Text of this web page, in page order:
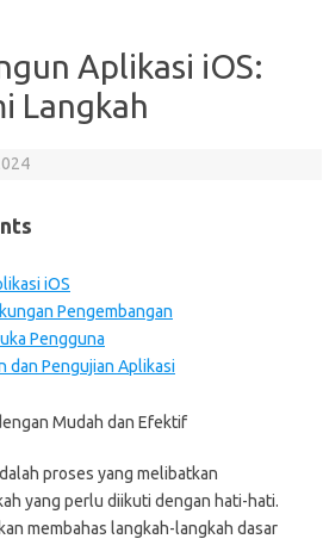
Aplikasi iOS:
Langkah
iOS
Pengembangan
Pengguna
dan Pengujian Aplikasi
Mudah dan Efektif
proses yang melibatkan
yang perlu diikuti dengan hati-hati.
membahas langkah-langkah dasar